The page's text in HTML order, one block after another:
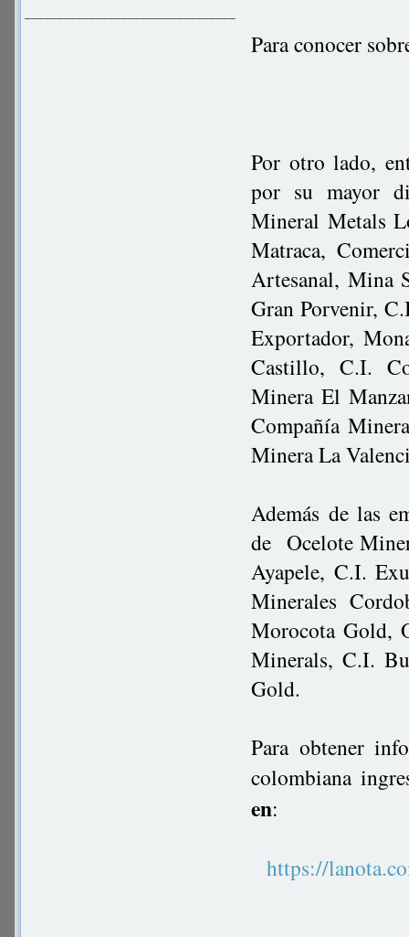
–––––––––––––––––––––––––––––––––
Para conocer
Por otro lado,
por su mayor
Mineral Metals
Matraca,
Artesanal, Mina
Gran Porvenir,
Exportador,
Castillo, C.I.
Minera El
Compañía
Minera La
Además de las
de Ocelote
Ayapele, C.I.
Minerales
Morocota Gold,
Minerals, C.I.
Gold.
Para obtener
colombiana
en:
https://